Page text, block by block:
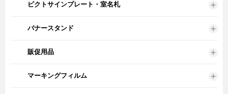
ピクトサインプレート・室名札
バナースタンド
販促用品
マーキングフィルム